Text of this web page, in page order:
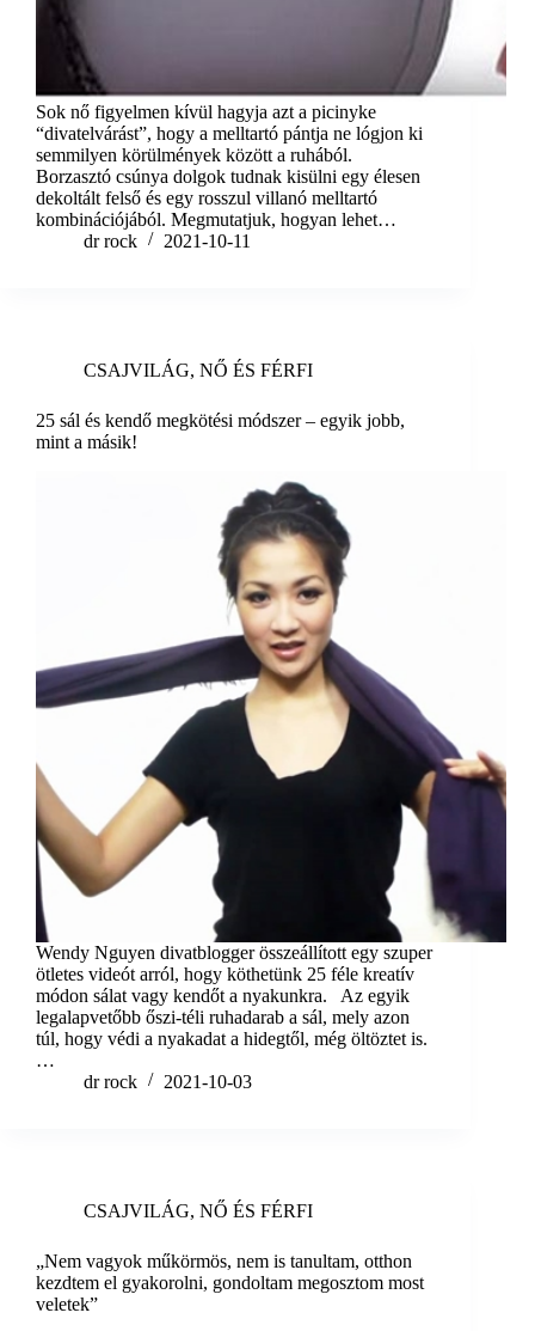
Sok nő figyelmen kívül hagyja azt a picinyke
“divatelvárást”, hogy a melltartó pántja ne lógjon ki
semmilyen körülmények között a ruhából.
Borzasztó csúnya dolgok tudnak kisülni egy élesen
dekoltált felső és egy rosszul villanó melltartó
kombinációjából. Megmutatjuk, hogyan lehet…
dr rock
2021-10-11
CSAJVILÁG, NŐ ÉS FÉRFI
25 sál és kendő megkötési módszer – egyik jobb,
mint a másik!
Wendy Nguyen divatblogger összeállított egy szuper
ötletes videót arról, hogy köthetünk 25 féle kreatív
módon sálat vagy kendőt a nyakunkra. Az egyik
legalapvetőbb őszi-téli ruhadarab a sál, mely azon
túl, hogy védi a nyakadat a hidegtől, még öltöztet is.
…
dr rock
2021-10-03
CSAJVILÁG, NŐ ÉS FÉRFI
„Nem vagyok műkörmös, nem is tanultam, otthon
kezdtem el gyakorolni, gondoltam megosztom most
veletek”